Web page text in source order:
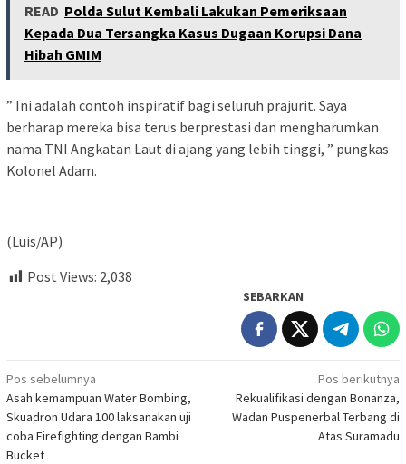
READ Polda Sulut Kembali Lakukan Pemeriksaan
Kepada Dua Tersangka Kasus Dugaan Korupsi Dana
Hibah GMIM
” Ini adalah contoh inspiratif bagi seluruh prajurit. Saya
berharap mereka bisa terus berprestasi dan mengharumkan
nama TNI Angkatan Laut di ajang yang lebih tinggi, ” pungkas
Kolonel Adam.
(Luis/AP)
Post Views: 2,038
SEBARKAN
Navigasi
pos
Pos sebelumnya
Asah kemampuan Water Bombing,
Skuadron Udara 100 laksanakan uji
coba Firefighting dengan Bambi
Bucket
Pos berikutnya
Rekualifikasi dengan Bonanza,
Wadan Puspenerbal Terbang di
Atas Suramadu